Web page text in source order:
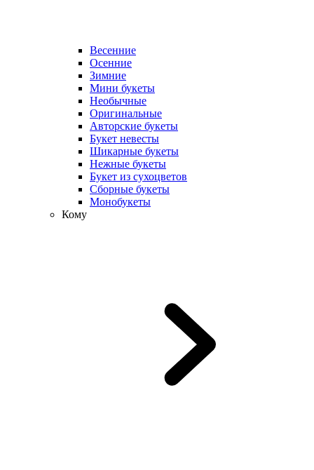
Весенние
Осенние
Зимние
Мини букеты
Необычные
Оригинальные
Авторские букеты
Букет невесты
Шикарные букеты
Нежные букеты
Букет из сухоцветов
Сборные букеты
Монобукеты
Кому